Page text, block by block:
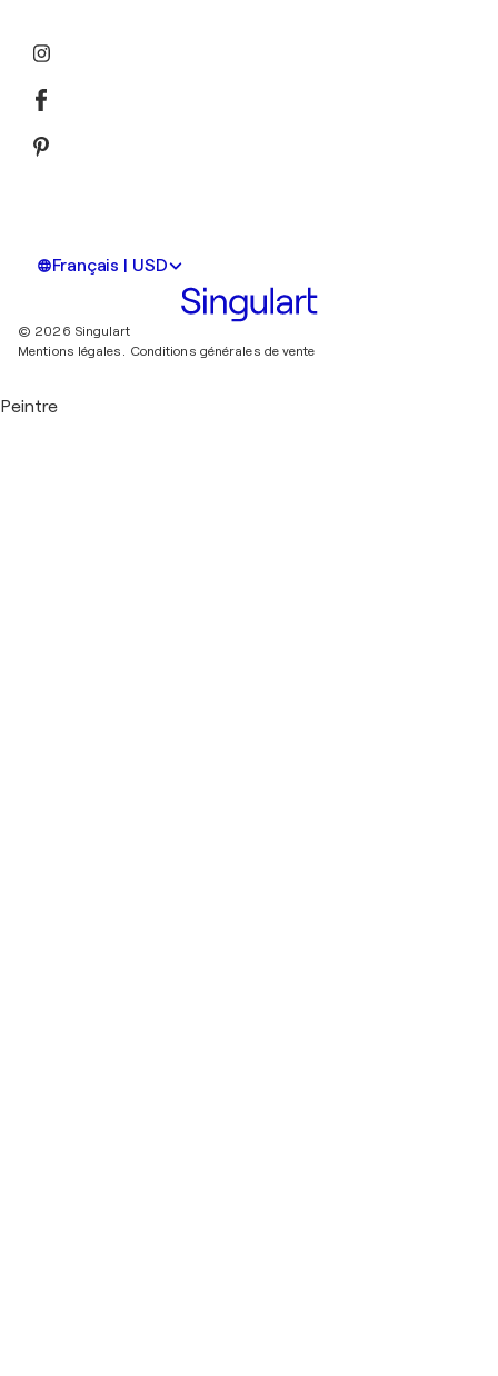
Français | USD
© 2026 Singulart
Mentions légales.
Conditions générales de vente
Peintre